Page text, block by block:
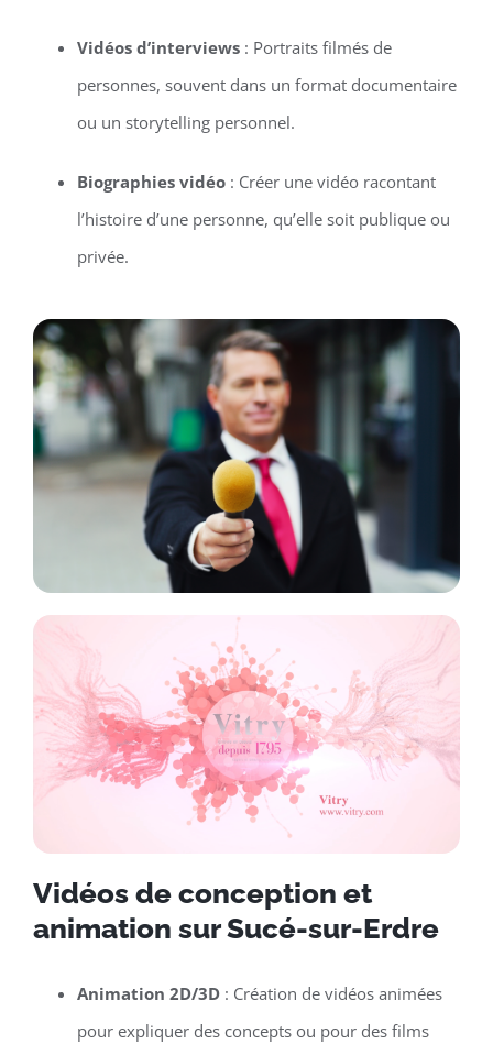
Vidéos d’interviews: Portraits filmés de
personnes, souvent dans un format documentaire
ou un storytelling personnel.
Biographies vidéo: Créer une vidéo racontant
l’histoire d’une personne, qu’elle soit publique ou
privée.
Vidéos de conception et
animation sur Sucé-sur-Erdre
Animation 2D/3D: Création de vidéos animées
pour expliquer des concepts ou pour des films